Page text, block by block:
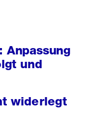
Anpassung
und
widerlegt